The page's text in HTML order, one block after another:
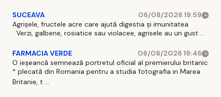
SUCEAVA
06/08/2026 19:59
Agrișele, fructele acre care ajută digestia și imunitatea
Verzi, galbene, rosiatice sau violacee, agrisele au un gust ...
FARMACIA VERDE
06/08/2026 19:46
O ieșeancă semnează portretul oficial al premierului britanic
* plecată din Romania pentru a studia fotografia in Marea
Britanie, t ...